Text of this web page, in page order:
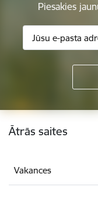
Piesakies
Kājene
Ātrās saites
Vakances